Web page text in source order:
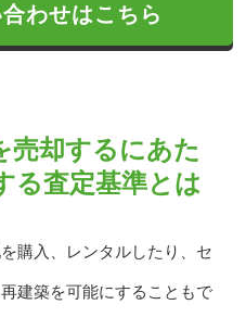
わせはこちら
売却するにあた
る査定基準とは
購入、レンタルしたり、セ
建築を可能にすることもで